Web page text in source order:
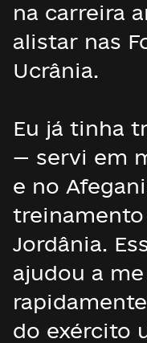
na carreira
alistar nas
Ucrânia.
Eu já tinha
— servi em
e no
treinamento
Jordânia.
ajudou a
do exército